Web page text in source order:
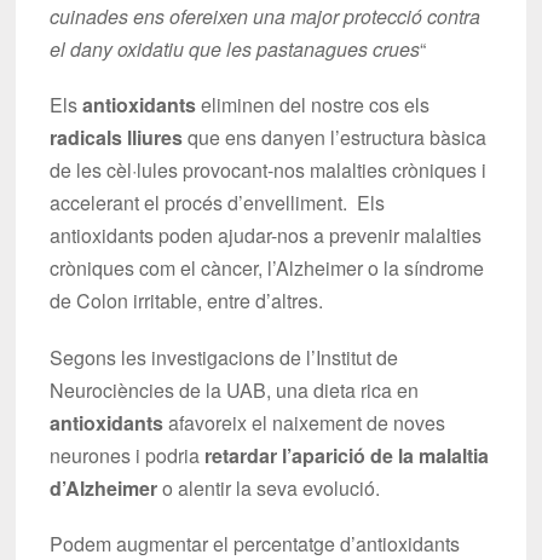
cuinades ens ofereixen una major protecció contra
el dany oxidatiu que les pastanagues crues“
Elsantioxidantseliminen del nostre cos els
radicals lliuresque ens danyen l’estructura bàsica
de les cèl·lules provocant-nos malalties cròniques i
accelerant el procés d’envelliment. Els
antioxidants poden ajudar-nos a prevenir malalties
cròniques com el càncer, l’Alzheimer o la síndrome
de Colon irritable, entre d’altres.
Segons les investigacions de l’Institut de
Neurociències de la UAB, una dieta rica en
antioxidantsafavoreix el naixement de noves
neurones i podria retardar l’aparició de la malaltia
d’Alzheimero alentir la seva evolució.
Podem augmentar el percentatge d’antioxidants